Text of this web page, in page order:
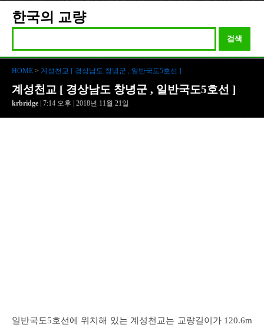
한국의 교량
검색
HOME > 계성천교 [ 경상남도 창녕군 , 일반국도5호선 ]
계성천교 [ 경상남도 창녕군 , 일반국도5호선 ]
krbridge | 7:14 오후 | 2018년 11월 21일
일반국도5호선에 위치해 있는 계성천교는 교량길이가 120.6m